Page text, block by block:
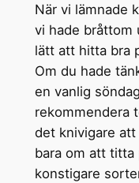
När vi lämnade
vi hade bråttom
lätt att hitta bra
Om du hade
en vanlig
rekommendera
det knivigare
bara om att titta
konstigare